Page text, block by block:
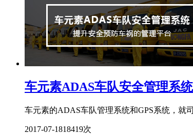
车元素ADAS车队安全管理系
车元素的ADAS车队管理系统和GPS系统，就
2017-07-1818419次